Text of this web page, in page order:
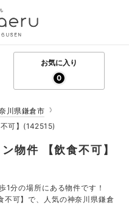
お気に入り
0
川県鎌倉市
可】(142515)
物件 【飲食不可】
1分の場所にある物件です！
不可】で、人気の神奈川県鎌倉